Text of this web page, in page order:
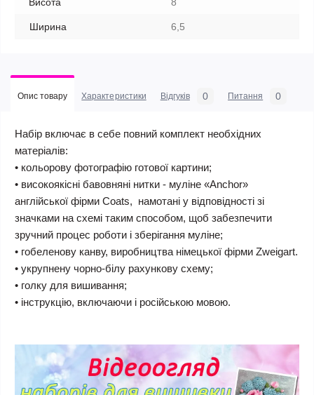
Ширина 6,5
Опис товару Характеристики Відгуків 0 Питання 0
Набір включає в себе повний комплект необхідних
матеріалів:
• кольорову фотографію готової картини;
• високоякісні бавовняні нитки - муліне «Anchor»
англійської фірми Coats, намотані у відповідності зі
значками на схемі таким способом, щоб забезпечити
зручний процес роботи і зберігання муліне;
• гобеленову канву, виробництва німецької фірми Zweigart.
• укрупнену чорно-білу рахункову схему;
• голку для вишивання;
• інструкцію, включаючи і російською мовою.